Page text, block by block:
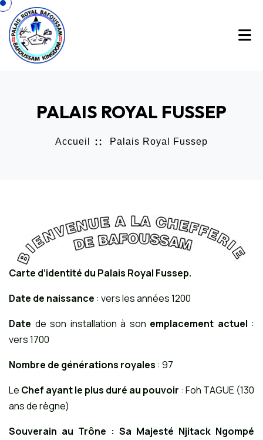
PALAIS ROYAL FUSSEP
Accueil Palais Royal Fussep
Carte d’identité du Palais Royal Fussep.
Date de naissance : vers les années 1200
Date de son installation à son emplacement actuel :
vers 1700
Nombre de générations royales : 97
Le Chef ayant le plus duré au pouvoir : Foh TAGUE (130
ans de règne)
Souverain au Trône : Sa Majesté Njitack Ngompé